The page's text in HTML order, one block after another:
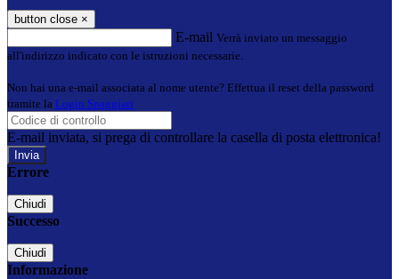
button close ×
E-mail Verrà inviato un messaggio
all'indirizzo indicato con le istruzioni necessarie.
Non hai una e-mail associata al nome utente? Effettua il reset della password
tramite la Login Spaggiari
E-mail inviata, si prega di controllare la casella di posta elettronica!
Errore
Chiudi
Successo
Chiudi
Informazione